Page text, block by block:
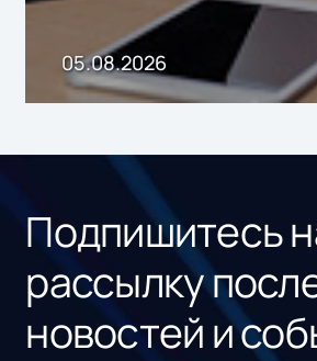
05.08.2026
Подпишитесь
рассылку
новостей и